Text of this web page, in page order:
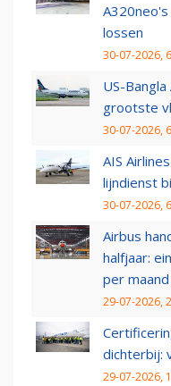
lossen
30-07-2026,
US-
grootste
30-07-2026,
AIS
lijndienst
30-07-2026,
Airbus
halfjaar:
per maand
29-07-2026,
dichterbij:
29-07-2026,